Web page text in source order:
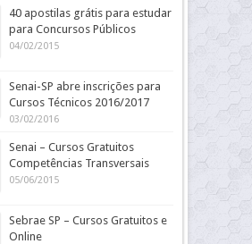
40 apostilas grátis para estudar
para Concursos Públicos
04/02/2015
Senai-SP abre inscrições para
Cursos Técnicos 2016/2017
03/02/2016
Senai – Cursos Gratuitos
Competências Transversais
05/06/2015
Sebrae SP – Cursos Gratuitos e
Online